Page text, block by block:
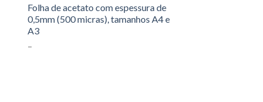
Folha de acetato com espessura de
0,5mm (500 micras), tamanhos A4 e
A3
–